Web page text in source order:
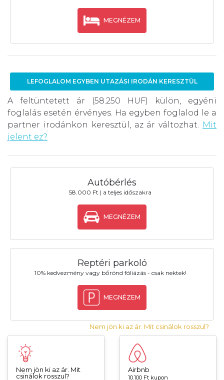
MEGNÉZEM
LEFOGLALOM EGYBEN UTAZÁSI IRODÁN KERESZTÜL
A feltüntetett ár (58.250 HUF) külön, egyéni
foglalás esetén érvényes. Ha egyben foglalod le a
partner irodánkon keresztül, az ár változhat.
Mit
jelent ez?
Autóbérlés
58.000 Ft | a teljes időszakra
MEGNÉZEM
Reptéri parkoló
10% kedvezmény vagy bőrönd fóliázás - csak nektek!
MEGNÉZEM
Nem jön ki az ár. Mit csinálok rosszul?
Nem jön ki az ár. Mit
csinálok rosszul?
Airbnb
10.100 Ft kupon